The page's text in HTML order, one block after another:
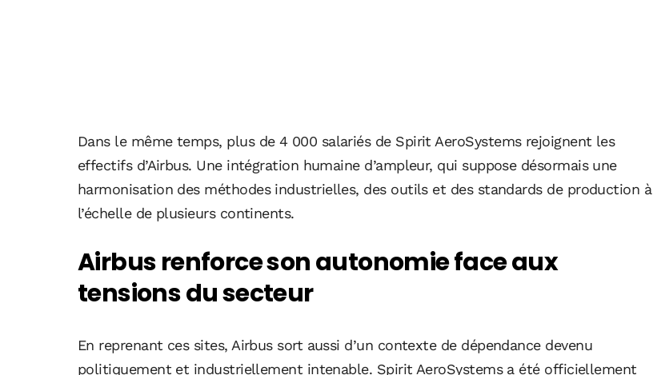
Dans le même temps, plus de 4 000 salariés de Spirit AeroSystems rejoignent les
effectifs d’Airbus. Une intégration humaine d’ampleur, qui suppose désormais une
harmonisation des méthodes industrielles, des outils et des standards de production à
l’échelle de plusieurs continents.
Airbus renforce son autonomie face aux
tensions du secteur
En reprenant ces sites, Airbus sort aussi d’un contexte de dépendance devenu
politiquement et industriellement intenable. Spirit AeroSystems a été officiellement